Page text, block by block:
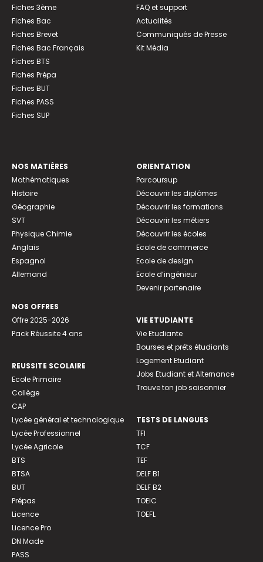
Fiches 3ème
Fiches Bac
Fiches Brevet
Fiches Bac Français
Fiches BTS
Fiches Prépa
Fiches BUT
Fiches PASS
Fiches SUP
FAQ et support
Actualités
Communiqués de Presse
Kit Média
NOS MATIÈRES
Mathématiques
Histoire
Géographie
SVT
Physique Chimie
Anglais
Espagnol
Allemand
NOS OFFRES
Offre 2025-2026
Pack Réussite 4 ans
REUSSITE SCOLAIRE
Ecole Primaire
Collège
CAP
Lycée général et technologique
Lycée Professionnel
Lycée Agricole
BTS
BTSA
BUT
Prépas
Licence
Licence Pro
DN Made
PASS
ORIENTATION
Parcoursup
Découvrir les diplômes
Découvrir les formations
Découvrir les métiers
Découvrir les écoles
Ecole de commerce
Ecole de design
Ecole d’ingénieur
Devenir partenaire
VIE ETUDIANTE
Vie Etudiante
Bourses et prêts étudiants
Logement Etudiant
Jobs Etudiant et Alternance
Trouve ton job saisonnier
TESTS DE LANGUES
TFI
TCF
TEF
DELF B1
DELF B2
TOEIC
TOEFL